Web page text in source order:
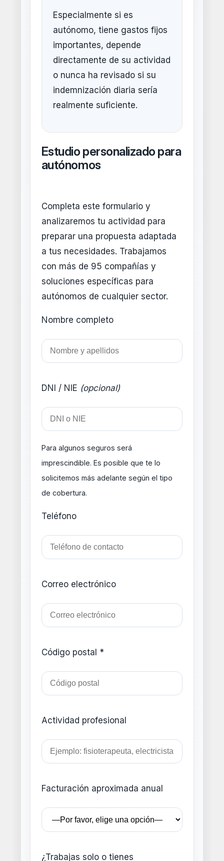
Especialmente si es
autónomo, tiene gastos fijos
importantes, depende
directamente de su actividad
o nunca ha revisado si su
indemnización diaria sería
realmente suficiente.
Estudio personalizado para
autónomos
Completa este formulario y
analizaremos tu actividad para
preparar una propuesta adaptada
a tus necesidades. Trabajamos
con más de 95 compañías y
soluciones específicas para
autónomos de cualquier sector.
Nombre completo
DNI / NIE (opcional)
Para algunos seguros será
imprescindible. Es posible que te lo
solicitemos más adelante según el tipo
de cobertura.
Teléfono
Correo electrónico
Código postal *
Actividad profesional
Facturación aproximada anual
¿Trabajas solo o tienes